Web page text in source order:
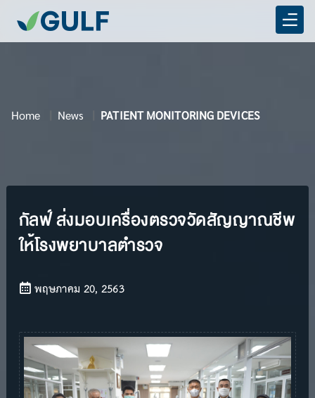
Home News PATIENT MONITORING DEVICES
กัลฟ์ ส่งมอบเครื่องตรวจวัดสัญญาณชีพ
ให้โรงพยาบาลตำรวจ
พฤษภาคม 20, 2563